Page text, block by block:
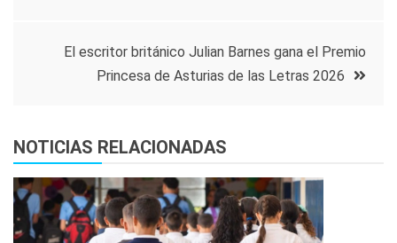
entradas
El escritor británico Julian Barnes gana el Premio
Princesa de Asturias de las Letras 2026
NOTICIAS RELACIONADAS